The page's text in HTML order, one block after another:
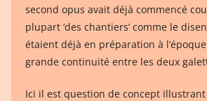
second opus avait déjà commencé
plupart ‘des chantiers’ comme le
étaient déjà en préparation à l’époque
grande continuité entre les deux
Ici il est question de concept